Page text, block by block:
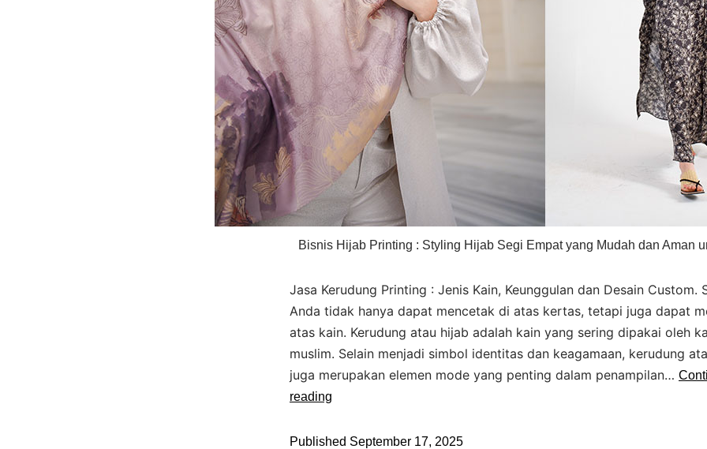
Bisnis Hijab Printing : Styling Hijab Segi Empat yang Mudah dan Aman
Jasa Kerudung Printing : Jenis Kain, Keunggulan dan Desain Custom.
Anda tidak hanya dapat mencetak di atas kertas, tetapi juga dapat
atas kain. Kerudung atau hijab adalah kain yang sering dipakai oleh
muslim. Selain menjadi simbol identitas dan keagamaan, kerudung
juga merupakan elemen mode yang penting dalam penampilan…
reading
Published September 17, 2025